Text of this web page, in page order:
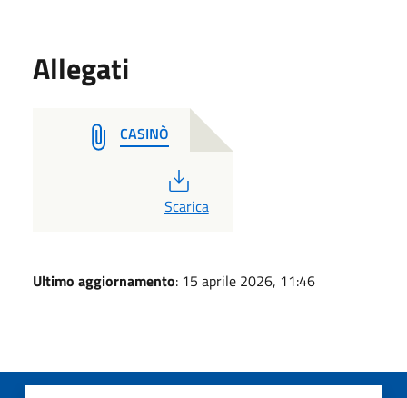
Allegati
CASINÒ
PDF
Scarica
Ultimo aggiornamento: 15 aprile 2026, 11:46